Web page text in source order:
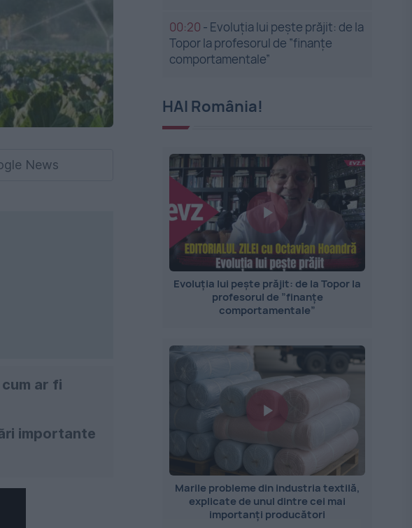
News
ar fi
importante
00:20 - Evoluția lui pește prăjit: de la
Topor la profesorul de ”finanțe
comportamentale”
HAI România!
Evoluția lui pește prăjit: de la Topor la
profesorul de ”finanțe
comportamentale”
Marile probleme din industria textilă,
explicate de unul dintre cei mai
importanți producători